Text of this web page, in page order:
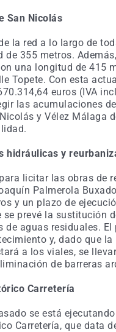
San Nicolás
la red a lo largo de
355 metros.
una longitud de 415
Topete. Con esta
euros (IVA
las acumulaciones
y Vélez Málaga
hidráulicas y
licitar las obras de
Palmerola
y un plazo de
prevé la sustitución
de aguas residuales.
y, dado que
a los viales, se
de barreras
Carretería
se está
Carretería, que data